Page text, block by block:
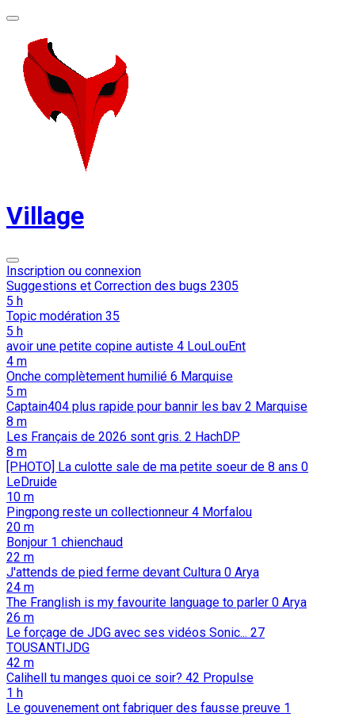
Village
Inscription ou connexion
Suggestions et Correction des bugs 2305
5 h
Topic modération 35
5 h
avoir une petite copine autiste 4 LouLouEnt
4 m
Onche complètement humilié 6 Marquise
5 m
Captain404 plus rapide pour bannir les bav 2 Marquise
8 m
Les Français de 2026 sont gris. 2 HachDP
8 m
[PHOTO] La culotte sale de ma petite soeur de 8 ans 0
LeDruide
10 m
Pingpong reste un collectionneur 4 Morfalou
20 m
Bonjour 1 chienchaud
22 m
J'attends de pied ferme devant Cultura 0 Arya
24 m
The Franglish is my favourite language to parler 0 Arya
26 m
Le forçage de JDG avec ses vidéos Sonic... 27
TOUSANTIJDG
42 m
Calihell tu manges quoi ce soir? 42 Propulse
1 h
Le gouvenement ont fabriquer des fausse preuve 1